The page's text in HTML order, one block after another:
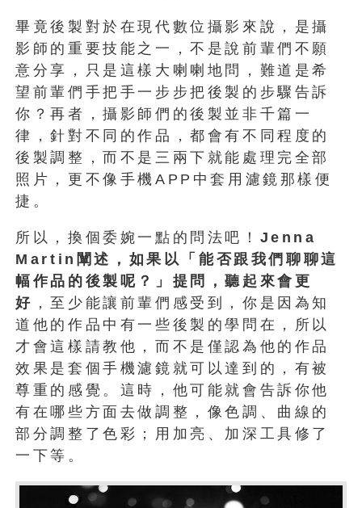
畢竟後製對於在現代數位攝影來說，是攝
影師的重要技能之一，不是說前輩們不願
意分享，只是這樣大喇喇地問，難道是希
望前輩們手把手一步步把後製的步驟告訴
你？再者，攝影師們的後製並非千篇一
律，針對不同的作品，都會有不同程度的
後製調整，而不是三兩下就能處理完全部
照片，更不像手機APP中套用濾鏡那樣便
捷。
所以，換個委婉一點的問法吧！ Jenna
Martin闡述，如果以「能否跟我們聊聊這
幅作品的後製呢？」提問，聽起來會更
好 ，至少能讓前輩們感受到，你是因為知
道他的作品中有一些後製的學問在，所以
才會這樣請教他，而不是僅認為他的作品
效果是套個手機濾鏡就可以達到的，有被
尊重的感覺。這時，他可能就會告訴你他
有在哪些方面去做調整，像色調、曲線的
部分調整了色彩；用加亮、加深工具修了
一下等。